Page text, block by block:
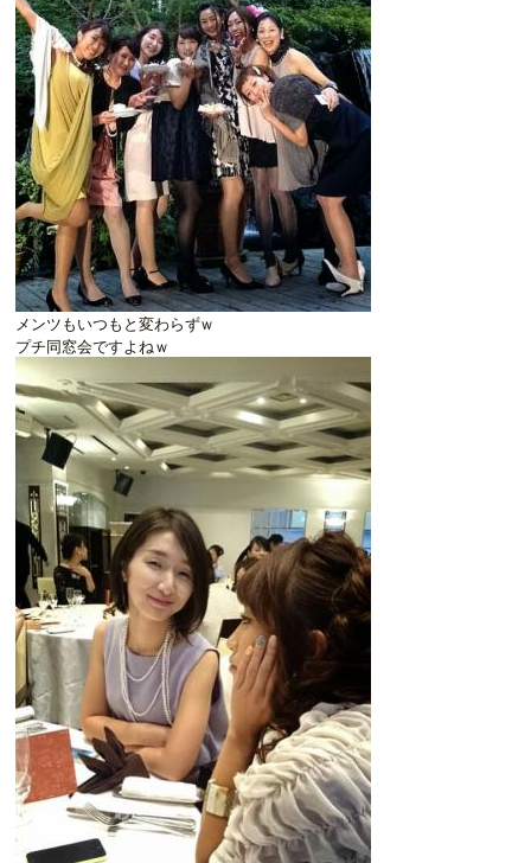
メンツもいつもと変わらずｗ
プチ同窓会ですよねｗ